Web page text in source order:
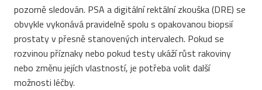
pozorně sledován. PSA a digitální rektální zkouška (DRE) se
obvykle vykonává pravidelně spolu s opakovanou biopsií
prostaty v přesně stanovených intervalech. Pokud se
rozvinou příznaky nebo pokud testy ukáží růst rakoviny
nebo změnu jejích vlastností, je potřeba volit další
možnosti léčby.